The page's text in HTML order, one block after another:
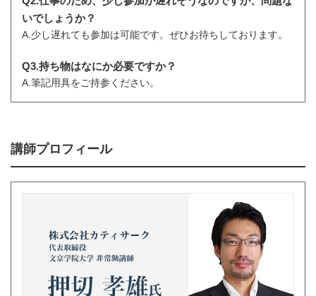
いでしょうか？
A.少し遅れても参加は可能です。ぜひお待ちしております。
Q3.持ち物はなにか必要ですか？
A.筆記用具をご持参ください。
講師プロフィール